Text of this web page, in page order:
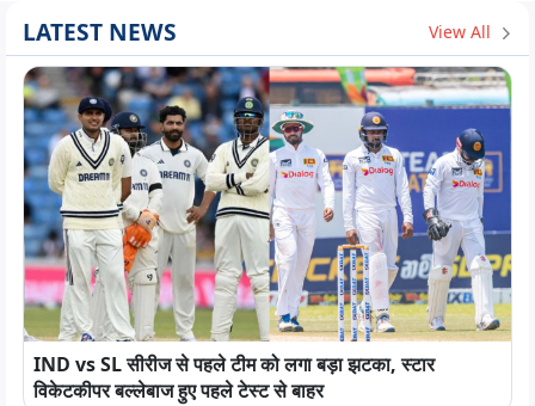
LATEST NEWS View All
IND vs SL सीरीज से पहले टीम को लगा बड़ा झटका, स्टार
विकेटकीपर बल्लेबाज हुए पहले टेस्ट से बाहर